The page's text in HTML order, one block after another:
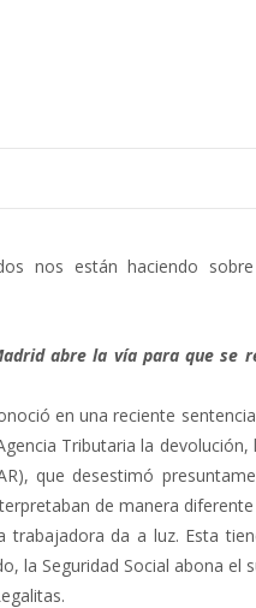
nos están haciendo
abre la vía para que se
en una reciente
Tributaria la
que desestimó
de manera
da a luz. Esta
la Seguridad Social abona el